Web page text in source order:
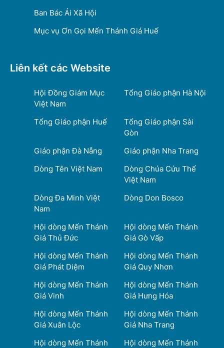
Ban Bác Ái Xã Hội
Mục vụ Ơn Gọi Mến Thánh Giá Huế
Liên kết các Website
Hội Đồng Giám Mục
Việt Nam
Tổng Giáo phận Hà Nội
Tổng Giáo phận Huế
Tổng Giáo phận Sài
Gòn
Giáo phận Đà Nẵng
Giáo phận Nha Trang
Dòng Tên Việt Nam
Dòng Chúa Cứu Thế
Việt Nam
Dòng Đa Minh Việt
Nam
Dòng Don Bosco
Hội dòng Mến Thánh
Giá Thủ Đức
Hội dòng Mến Thánh
Giá Gò Vấp
Hội dòng Mến Thánh
Giá Phát Diệm
Hội dòng Mến Thánh
Giá Quy Nhơn
Hội dòng Mến Thánh
Giá Vinh
Hội dòng Mến Thánh
Giá Hưng Hóa
Hội dòng Mến Thánh
Giá Xuân Lộc
Hội dòng Mến Thánh
Giá Nha Trang
Hội dòng Mến Thánh
Hội dòng Mến Thánh